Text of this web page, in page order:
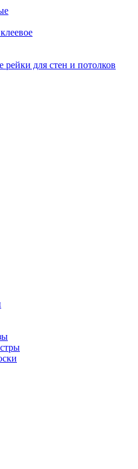
для стен и потолков